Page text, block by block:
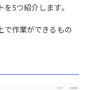
5つ紹介します。
で作業ができるもの